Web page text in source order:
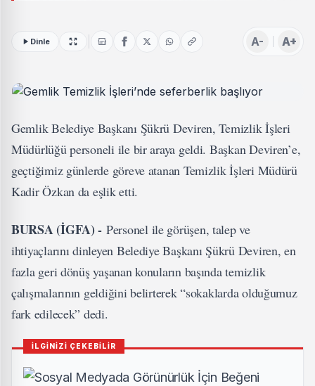
Dinle A- A+
Gemlik Belediye Başkanı Şükrü Deviren, Temizlik İşleri
Müdürlüğü personeli ile bir araya geldi. Başkan Deviren’e,
geçtiğimiz günlerde göreve atanan Temizlik İşleri Müdürü
Kadir Özkan da eşlik etti.
BURSA (İGFA) - Personel ile görüşen, talep ve
ihtiyaçlarını dinleyen Belediye Başkanı Şükrü Deviren, en
fazla geri dönüş yaşanan konuların başında temizlik
çalışmalarının geldiğini belirterek “sokaklarda olduğumuz
fark edilecek” dedi.
İLGİNİZİ ÇEKEBİLİR